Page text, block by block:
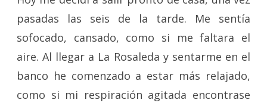
pasadas las seis de la tarde. Me sentía
sofocado, cansado, como si me faltara el
aire. Al llegar a La Rosaleda y sentarme en el
banco he comenzado a estar más relajado,
como si mi respiración agitada encontrase